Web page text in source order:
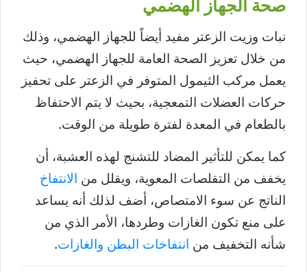
صحة الجهاز الهضمي
نبات وزيت الزعتر مفيد أيضاً للجهاز الهضمي، وذلك
من خلال تعزيز الصحة العامة للجهاز الهضمي، حيث
يعمل مركب الثيمول المتوفر في الزعتر على تحفيز
حركات العضلات التمعجية، بحيث لا يتم الاحتفاظ
بالطعام في المعدة لفترة طويلة من الوقت.
كما يمكن للتأثير المضاد للتشنج لهذه العشبة، أن
يخفف من التقلصات المعوية، ويقلل من الانتفاخ
الناتج عن سوء الامتصاص، أضف لذلك أنه يساعد
على منع تكون الغازات وطردها، الأمر الذي من
شأنه التخفيف من انتفاخات البطن والغازات.